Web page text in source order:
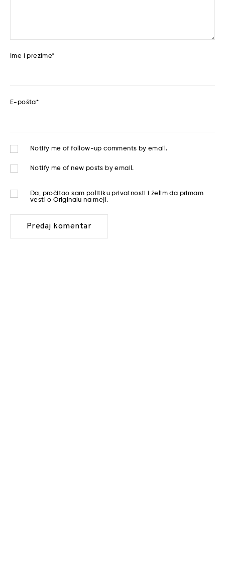
Ime i prezime*
E-pošta*
Notify me of follow-up comments by email.
Notify me of new posts by email.
Da, pročitao sam politiku privatnosti
i želim da primam
vesti o Originalu na mejl.